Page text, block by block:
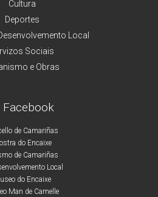
Cultura
Deportes
Local
Sociais
e Obras
de Camariñas
do Encaixe
de Camariñas
Local
do Encaixe
Man de Camelle